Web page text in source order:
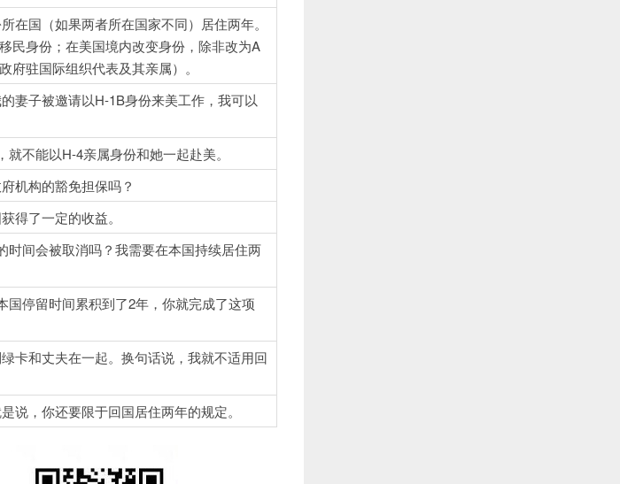
在国（如果两者所在国家不同）居住两年。
民身份；在美国境内改变身份，除非改为A
驻国际组织代表及其亲属）。
妻子被邀请以H-1B身份来美工作，我可以
不能以H-4亲属身份和她一起赴美。
机构的豁免担保吗？
得了一定的收益。
间会被取消吗？我需要在本国持续居住两
停留时间累积到了2年，你就完成了这项
卡和丈夫在一起。换句话说，我就不适用回
说，你还要限于回国居住两年的规定。